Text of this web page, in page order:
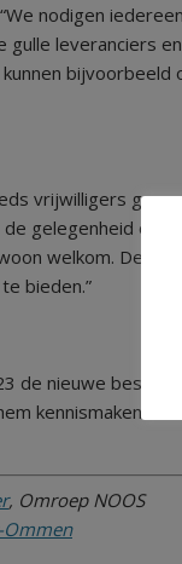
nodigen
gulle leveranciers
bijvoorbeeld
vrijwilligers
gelegenheid om
welkom. De
bieden.”
de nieuwe
kennismaken.
, Omroep NOOS
Ommen